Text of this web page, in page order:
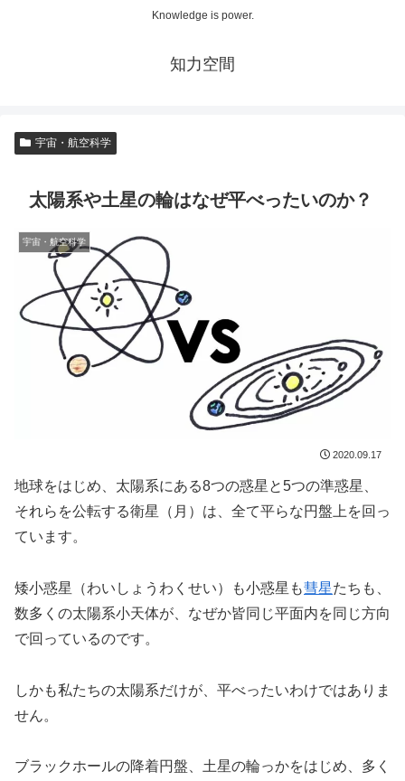
Knowledge is power.
知力空間
宇宙・航空科学
太陽系や土星の輪はなぜ平べったいのか？
宇宙・航空科学
2020.09.17
地球をはじめ、太陽系にある8つの惑星と5つの準惑星、
それらを公転する衛星（月）は、全て平らな円盤上を回っ
ています。
矮小惑星（わいしょうわくせい）も小惑星も彗星たちも、
数多くの太陽系小天体が、なぜか皆同じ平面内を同じ方向
で回っているのです。
しかも私たちの太陽系だけが、平べったいわけではありま
せん。
ブラックホールの降着円盤、土星の輪っかをはじめ、多く